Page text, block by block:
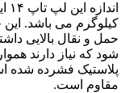
کیلوگرم می باشد.
حمل و نقال بالایی
شود که نیاز دارند
پلاستیک فشرده شده
مقاوم است.